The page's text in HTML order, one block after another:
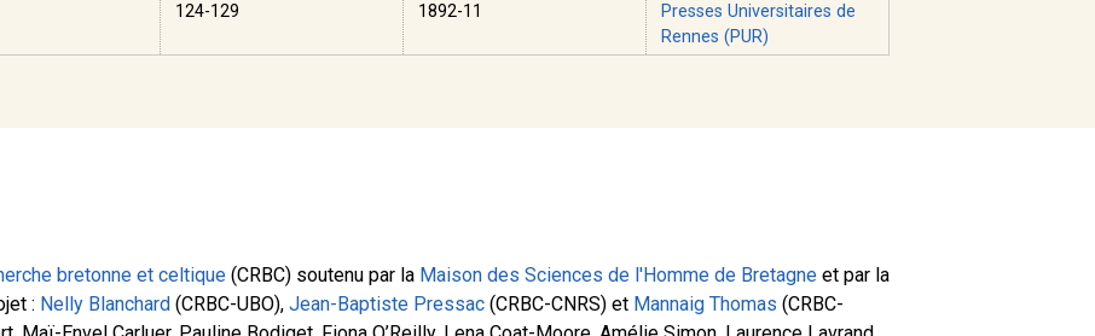
124-129 1892-11
Presses Universitaires de
Rennes (PUR)
bretonne et celtique (CRBC) soutenu par la Maison des Sciences de l'Homme de Bretagne et par la
: Nelly Blanchard (CRBC-UBO), Jean-Baptiste Pressac (CRBC-CNRS) et Mannaig Thomas (CRBC-